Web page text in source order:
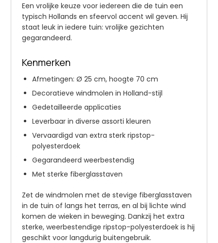
Een vrolijke keuze voor iedereen die de tuin een
typisch Hollands en sfeervol accent wil geven. Hij
staat leuk in iedere tuin: vrolijke gezichten
gegarandeerd.
Kenmerken
Afmetingen: Ø 25 cm, hoogte 70 cm
Decoratieve windmolen in Holland-stijl
Gedetailleerde applicaties
Leverbaar in diverse assorti kleuren
Vervaardigd van extra sterk ripstop-
polyesterdoek
Gegarandeerd weerbestendig
Met sterke fiberglasstaven
Zet de windmolen met de stevige fiberglasstaven
in de tuin of langs het terras, en al bij lichte wind
komen de wieken in beweging. Dankzij het extra
sterke, weerbestendige ripstop-polyesterdoek is hij
geschikt voor langdurig buitengebruik.